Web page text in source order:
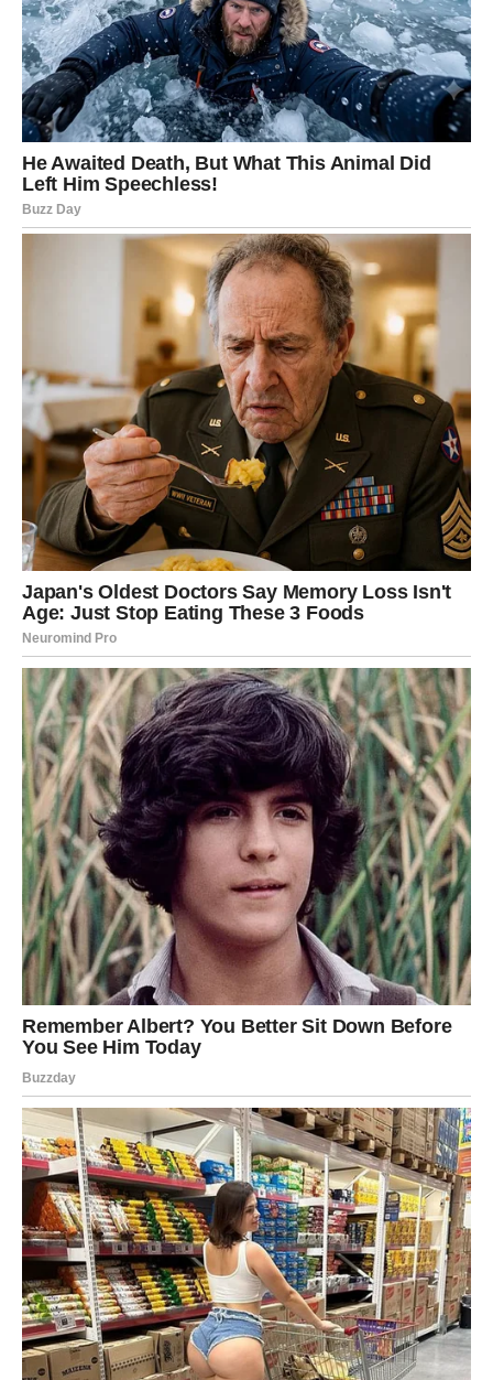
Bijeli luk se očisti i isjecka što sitnije i stavi se u staklenu flašu.
Dodajte vino i dobro zatvorite flašu i ostavite na osunčanom
mjestu dvije sedmice.
Svakopdnevno treba po nekoliko puta promućkati.
Poslije dvije sedmice procijedite kroz gazu i pretresite u čistu
staklenu flašu.
Uzimajte po jednu kašičicu tri puta tokom dana mjesec dana.
Kada potrošite mjeru napravite pauzu od šest mjeseci.
Oglasi